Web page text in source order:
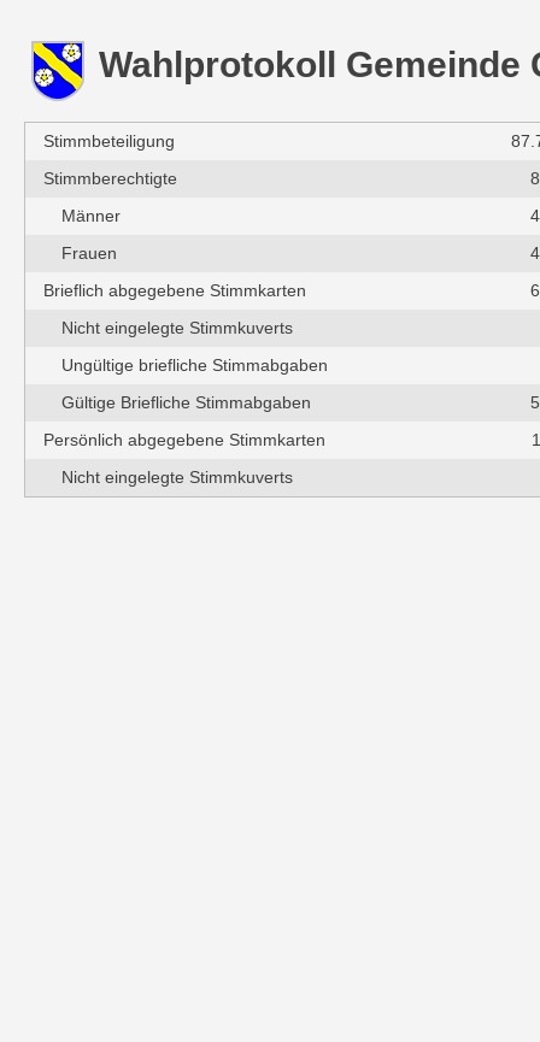
Wahlprotokoll Gemeinde
Stimmbeteiligung
Stimmberechtigte
Männer
Frauen
Brieflich abgegebene Stimmkarten
Nicht eingelegte Stimmkuverts
Ungültige briefliche Stimmabgaben
Gültige Briefliche Stimmabgaben
Persönlich abgegebene Stimmkarten
Nicht eingelegte Stimmkuverts